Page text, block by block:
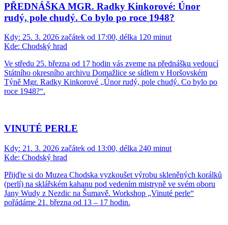
PŘEDNÁŠKA MGR. Radky Kinkorové: Únor
rudý, pole chudý. Co bylo po roce 1948?
Kdy: 25. 3. 2026 začátek od 17:00, délka 120 minut
Kde: Chodský hrad
Ve středu 25. března od 17 hodin vás zveme na přednášku vedoucí
Státního okresního archivu Domažlice se sídlem v Horšovském
Týně Mgr. Radky Kinkorové „Únor rudý, pole chudý. Co bylo po
roce 1948?“.
VINUTÉ PERLE
Kdy: 21. 3. 2026 začátek od 13:00, délka 240 minut
Kde: Chodský hrad
Přijďte si do Muzea Chodska vyzkoušet výrobu skleněných korálků
(perlí) na sklářském kahanu pod vedením mistryně ve svém oboru
Jany Wudy z Nezdic na Šumavě. Workshop „Vinuté perle“
pořádáme 21. března od 13 – 17 hodin.